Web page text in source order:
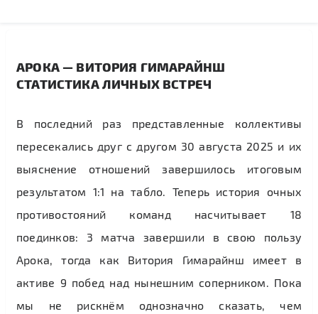
АРОКА — ВИТОРИЯ ГИМАРАЙНШ
СТАТИСТИКА ЛИЧНЫХ ВСТРЕЧ
В последний раз представленные коллективы
пересекались друг с другом 30 августа 2025 и их
выяснение отношений завершилось итоговым
результатом 1:1 на табло. Теперь история очных
противостояний команд насчитывает 18
поединков: 3 матча завершили в свою пользу
Арока, тогда как Витория Гимарайнш имеет в
активе 9 побед над нынешним соперником. Пока
мы не рискнём однозначно сказать, чем